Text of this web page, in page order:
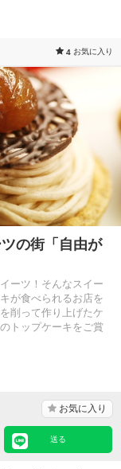
4 お気に入り
の街「自由が
ーツ！そんなスイー
が食べられるお店を
削って作り上げたケ
トップケーキをご賞
お気に入り
送る